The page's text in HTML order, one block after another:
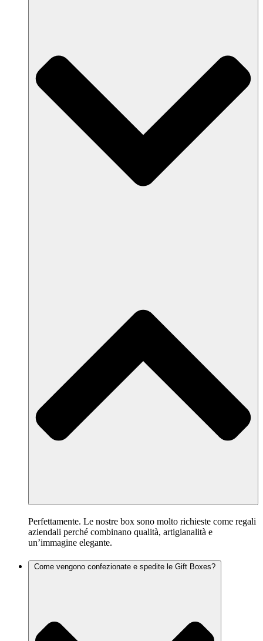
Perfettamente. Le nostre box sono molto richieste come regali
aziendali perché combinano qualità, artigianalità e
un’immagine elegante.
Come vengono confezionate e spedite le Gift Boxes?